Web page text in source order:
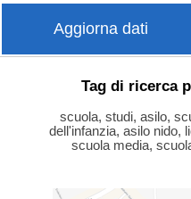
Aggiorna dati
Tag di ricerca
scuola, studi, asilo,
dell'infanzia, asilo nido,
scuola media,